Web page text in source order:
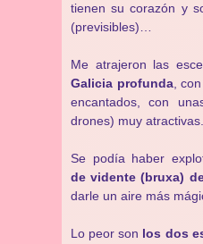
tienen su corazón y
(previsibles)…
Me atrajeron las
Galicia profunda,
encantados, con
drones) muy atractivas.
Se podía haber
de vidente (bruxa)
darle un aire más
Lo peor son los dos